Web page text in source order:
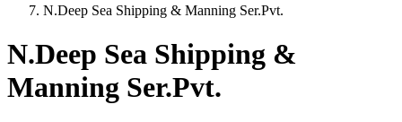
N.Deep Sea Shipping & Manning Ser.Pvt.
N.Deep Sea Shipping &
Manning Ser.Pvt.